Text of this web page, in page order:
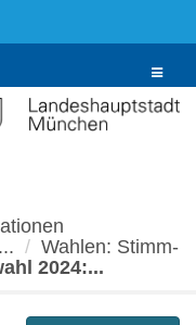
Toggle
Wahlen: Stimm-
2024:...